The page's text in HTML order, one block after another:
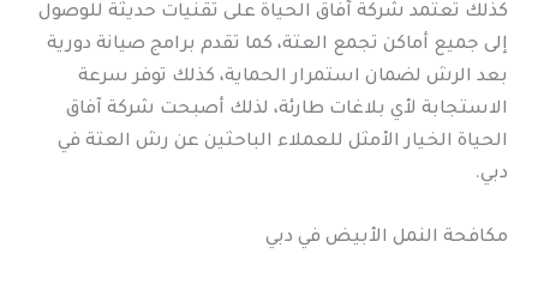
كذلك تعتمد شركة آفاق الحياة على تقنيات حديثة للوصول
إلى جميع أماكن تجمع العتة، كما تقدم برامج صيانة دورية
بعد الرش لضمان استمرار الحماية، كذلك توفر سرعة
الاستجابة لأي بلاغات طارئة، لذلك أصبحت شركة آفاق
الحياة الخيار الأمثل للعملاء الباحثين عن رش العتة في
دبي.
مكافحة النمل الأبيض في دبي